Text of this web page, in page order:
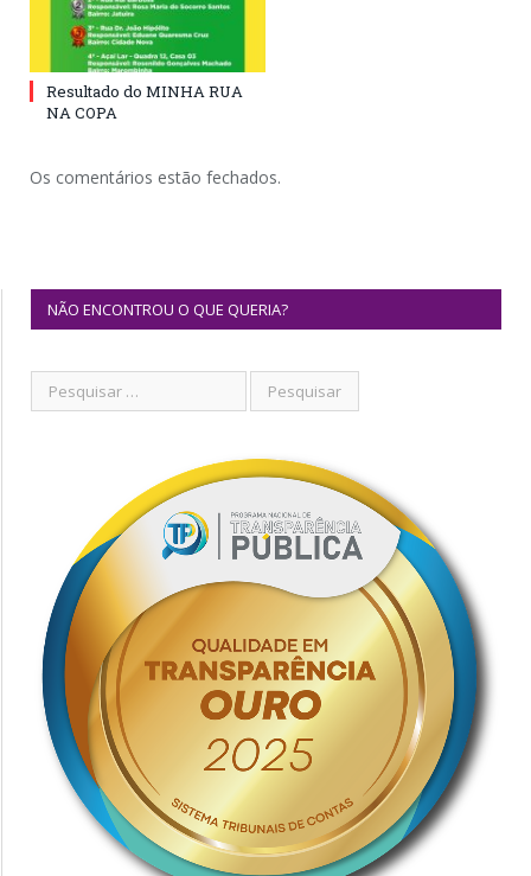
Resultado do MINHA RUA
NA COPA
Os comentários estão fechados.
NÃO ENCONTROU O QUE QUERIA?